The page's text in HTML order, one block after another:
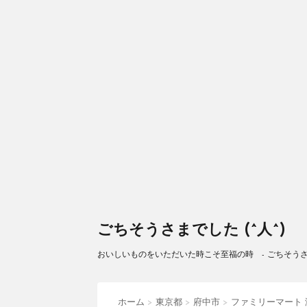
ごちそうさまでした (^人^)
おいしいものをいただいた時こそ至福の時 - ごちそう
ホーム > 東京都 > 府中市 > ファミリーマート